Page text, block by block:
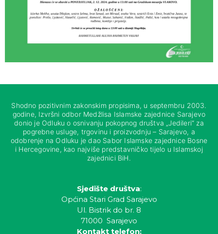
Shodno pozitivnim zakonskim propisima, u septembru 2003.
godine, Izvršni odbor Medžlisa Islamske zajednice Sarajevo
donio je Odluku o osnivanju pokopnog društva „Jedileri“ za
pogrebne usluge, trgovinu i proizvodnju – Sarajevo, a
odobrenje na Odluku je dao Sabor Islamske zajednice Bosne
i Hercegovine, kao najviše predstavničko tijelo u Islamskoj
zajednici BiH.
Sjedište društva:
Općina Stari Grad Sarajevo
Ul. Bistrik do br. 8
71000 Sarajevo
Kontakt telefon: